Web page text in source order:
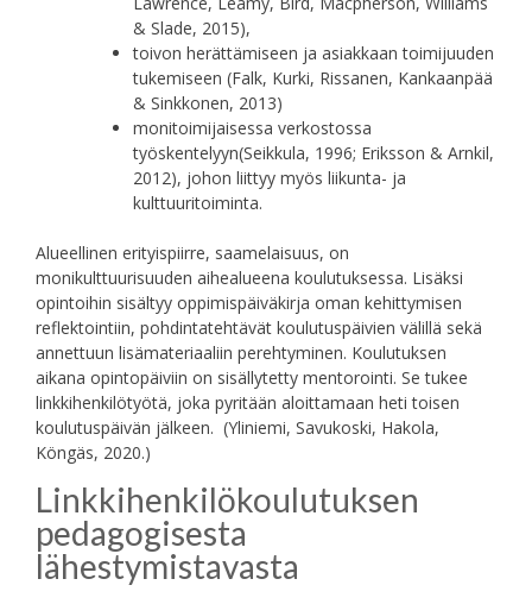
& Slade, 2015),
toivon herättämiseen ja asiakkaan toimijuuden
tukemiseen (Falk, Kurki, Rissanen, Kankaanpää
& Sinkkonen, 2013)
monitoimijaisessa verkostossa
työskentelyyn(Seikkula, 1996; Eriksson & Arnkil,
2012), johon liittyy myös liikunta- ja
kulttuuritoiminta.
Alueellinen erityispiirre, saamelaisuus, on
monikulttuurisuuden aihealueena koulutuksessa. Lisäksi
opintoihin sisältyy oppimispäiväkirja oman kehittymisen
reflektointiin, pohdintatehtävät koulutuspäivien välillä sekä
annettuun lisämateriaaliin perehtyminen. Koulutuksen
aikana opintopäiviin on sisällytetty mentorointi. Se tukee
linkkihenkilötyötä, joka pyritään aloittamaan heti toisen
koulutuspäivän jälkeen. (Yliniemi, Savukoski, Hakola,
Köngäs, 2020.)
Linkkihenkilökoulutuksen
pedagogisesta
lähestymistavasta